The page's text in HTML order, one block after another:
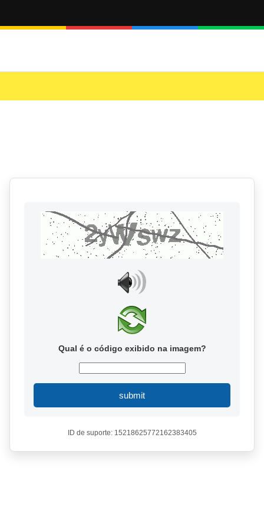
Qual é o código exibido na imagem?
submit
ID de suporte: 15218625772162383405